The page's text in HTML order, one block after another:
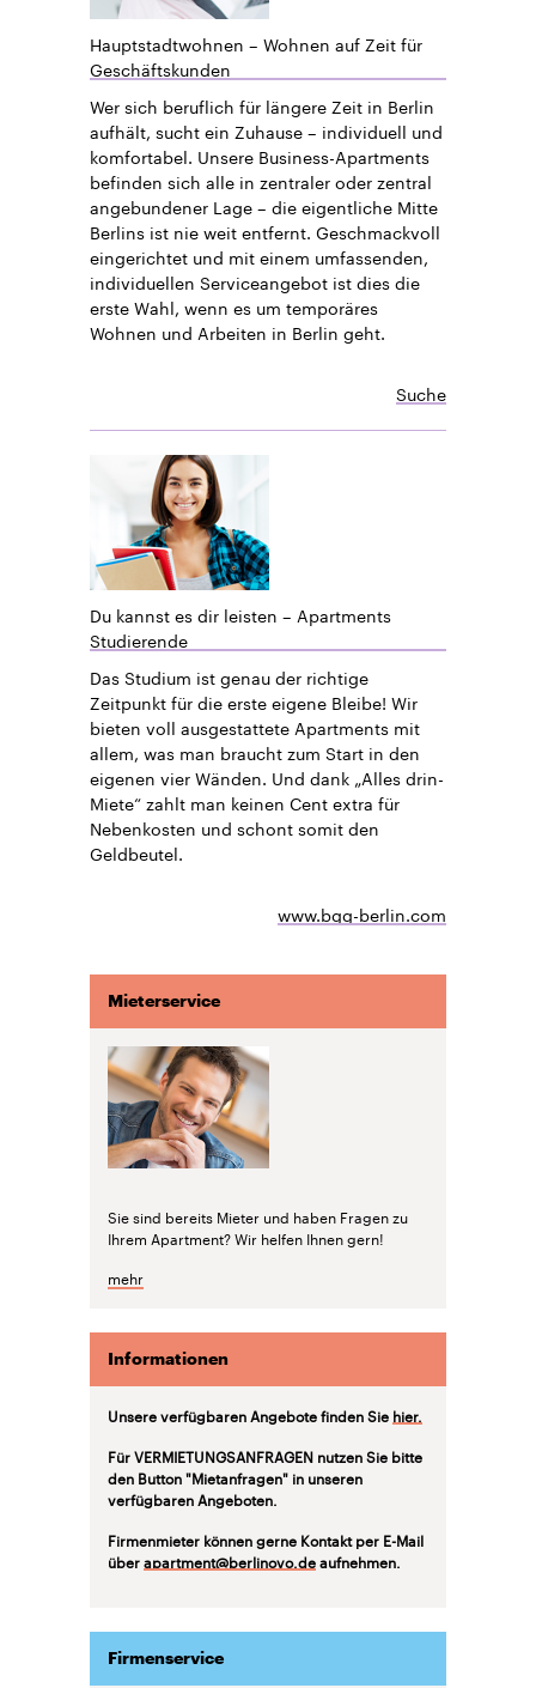
Hauptstadtwohnen – Wohnen auf Zeit für
Geschäftskunden
Wer sich beruflich für längere Zeit in Berlin
aufhält, sucht ein Zuhause – individuell und
komfortabel. Unsere Business-Apartments
befinden sich alle in zentraler oder zentral
angebundener Lage – die eigentliche Mitte
Berlins ist nie weit entfernt. Geschmackvoll
eingerichtet und mit einem umfassenden,
individuellen Serviceangebot ist dies die
erste Wahl, wenn es um temporäres
Wohnen und Arbeiten in Berlin geht.
Suche
Du kannst es dir leisten – Apartments
Studierende
Das Studium ist genau der richtige
Zeitpunkt für die erste eigene Bleibe! Wir
bieten voll ausgestattete Apartments mit
allem, was man braucht zum Start in den
eigenen vier Wänden. Und dank „Alles drin-
Miete“ zahlt man keinen Cent extra für
Nebenkosten und schont somit den
Geldbeutel.
www.bgg-berlin.com
Mieterservice
Sie sind bereits Mieter und haben Fragen zu
Ihrem Apartment? Wir helfen Ihnen gern!
mehr
Informationen
Unsere verfügbaren Angebote finden Sie hier.
Für VERMIETUNGSANFRAGEN nutzen Sie bitte
den Button "Mietanfragen" in unseren
verfügbaren Angeboten.
Firmenmieter können gerne Kontakt per E-Mail
überapartment@berlinovo.deaufnehmen.
Firmenservice